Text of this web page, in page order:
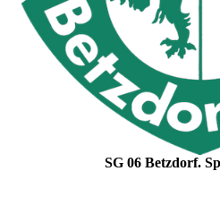
SG 06 Betzdorf.